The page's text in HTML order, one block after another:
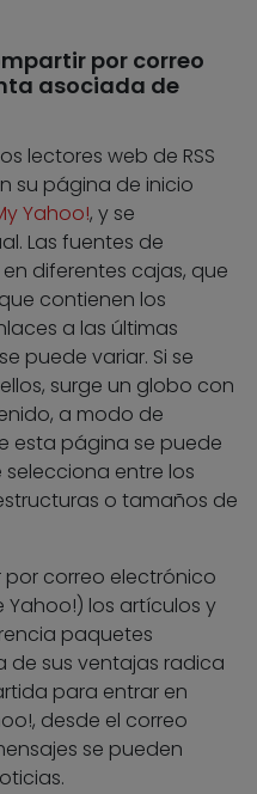
por correo
asociada de
lectores web de RSS
su página de inicio
Yahoo!, y se
Las fuentes de
diferentes cajas, que
contienen los
a las últimas
puede variar. Si se
surge un globo con
a modo de
esta página se puede
entre los
o tamaños de
por correo electrónico
los artículos y
paquetes
de sus ventajas radica
para entrar en
desde el correo
se pueden